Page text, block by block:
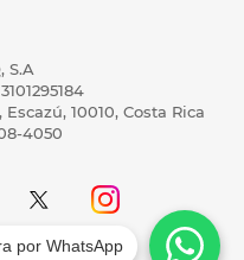
S.A
10010, Costa Rica
4050
por WhatsApp